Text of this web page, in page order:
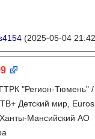
(2025-05-04
"Регион-
Детский мир,
Мансийский АО